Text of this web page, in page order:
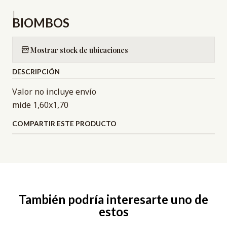
|
BIOMBOS
Mostrar stock de ubicaciones
DESCRIPCIÓN
Valor no incluye envío
mide 1,60x1,70
COMPARTIR ESTE PRODUCTO
También podría interesarte uno de
estos